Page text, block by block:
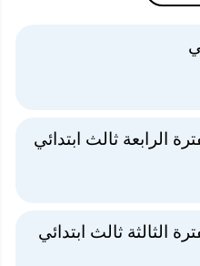
الرابعة ثالث ابتدائي
الثالثة ثالث ابتدائي